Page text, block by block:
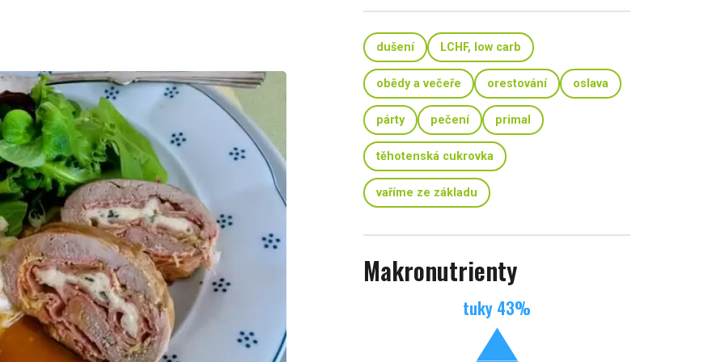
dušení LCHF, low carb
obědy a večeře orestování oslava
párty pečení primal
těhotenská cukrovka
vaříme ze základu
Makronutrienty
tuky 43%